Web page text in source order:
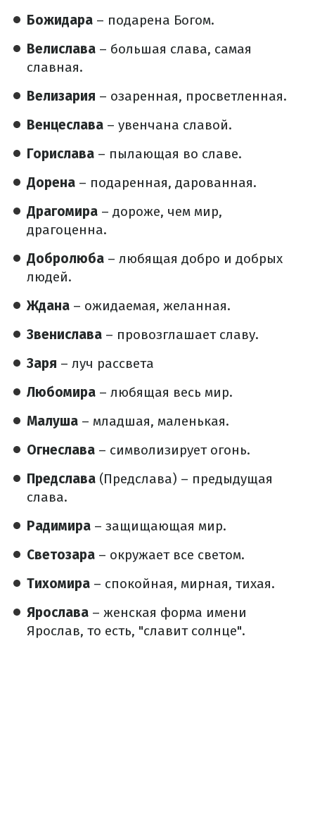
Божидара – подарена Богом.
Велислава – большая слава, самая
славная.
Велизария – озаренная, просветленная.
Венцеслава – увенчана славой.
Горислава – пылающая во славе.
Дорена – подаренная, дарованная.
Драгомира – дороже, чем мир,
драгоценна.
Добролюба – любящая добро и добрых
людей.
Ждана – ожидаемая, желанная.
Звенислава – провозглашает славу.
Заря – луч рассвета
Любомира – любящая весь мир.
Малуша – младшая, маленькая.
Огнеслава – символизирует огонь.
Предслава (Предслава) – предыдущая
слава.
Радимира – защищающая мир.
Светозара – окружает все светом.
Тихомира – спокойная, мирная, тихая.
Ярослава – женская форма имени
Ярослав, то есть, "славит солнце".